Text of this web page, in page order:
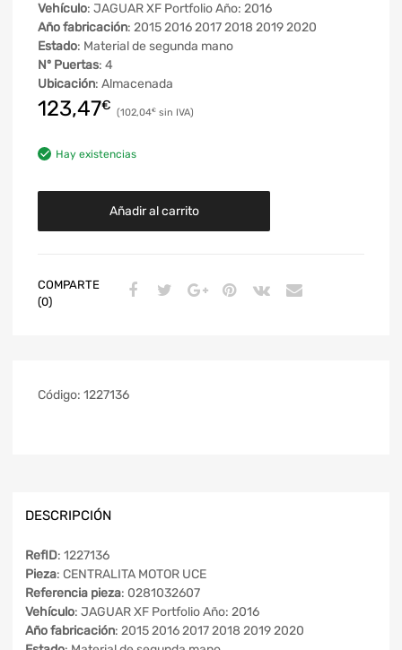
Vehículo: JAGUAR XF Portfolio Año: 2016
Año fabricación: 2015 2016 2017 2018 2019 2020
Estado: Material de segunda mano
Nº Puertas: 4
Ubicación: Almacenada
123,47€ 102,04€
Hay existencias
Añadir al carrito
COMPARTE
(0)
Código: 1227136
DESCRIPCIÓN
RefID: 1227136
Pieza: CENTRALITA MOTOR UCE
Referencia pieza: 0281032607
Vehículo: JAGUAR XF Portfolio Año: 2016
Año fabricación: 2015 2016 2017 2018 2019 2020